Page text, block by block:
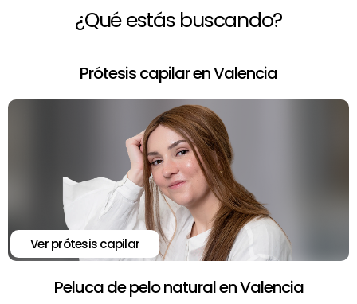
¿Qué estás buscando?
Prótesis capilar en Valencia
Ver prótesis capilar
Peluca de pelo natural en Valencia